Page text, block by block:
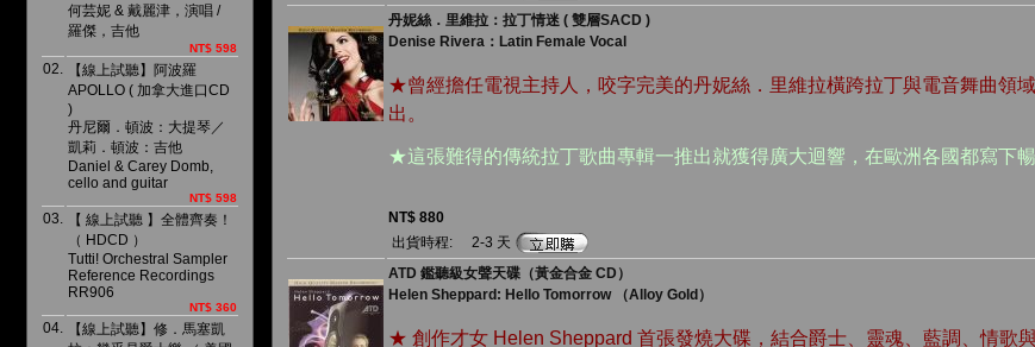
何芸妮 & 戴麗津，演唱 /
羅傑，吉他
NT$ 598
02.
【線上試聽】阿波羅
APOLLO ( 加拿大進口CD
)
丹尼爾．頓波：大提琴／
凱莉．頓波：吉他
Daniel & Carey Domb,
cello and guitar
NT$ 598
03.
【 線上試聽 】全體齊奏！
（ HDCD ）
Tutti! Orchestral Sampler
Reference Recordings
RR906
NT$ 360
04.
【線上試聽】修．馬塞凱
丹妮絲．里維拉：拉丁情迷 ( 雙層SACD )
Denise Rivera：Latin Female Vocal
★曾經擔任電視主持人，咬字完美的丹妮絲．里維拉橫跨拉丁與電音舞曲領
出。
★這張難得的傳統拉丁歌曲專輯一推出就獲得廣大迴響，在歐洲各國都寫下暢
NT$ 880
出貨時程:
2-3 天
ATD 鑑聽級女聲天碟（黃金合金 CD）
Helen Sheppard: Hello Tomorrow （Alloy Gold）
★ 創作才女 Helen Sheppard 首張發燒大碟，結合爵士、靈魂、藍調、情歌